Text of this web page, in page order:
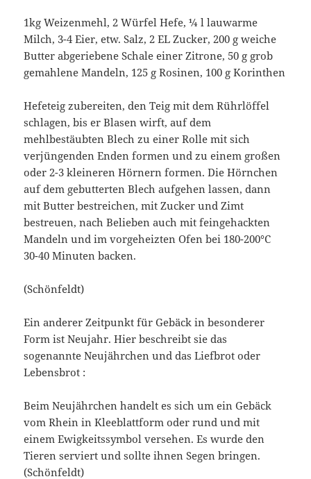
1kg Weizenmehl, 2 Würfel Hefe, ¼ l lauwarme
Milch, 3-4 Eier, etw. Salz, 2 EL Zucker, 200 g weiche
Butter abgeriebene Schale einer Zitrone, 50 g grob
gemahlene Mandeln, 125 g Rosinen, 100 g Korinthen
Hefeteig zubereiten, den Teig mit dem Rührlöffel
schlagen, bis er Blasen wirft, auf dem
mehlbestäubten Blech zu einer Rolle mit sich
verjüngenden Enden formen und zu einem großen
oder 2-3 kleineren Hörnern formen. Die Hörnchen
auf dem gebutterten Blech aufgehen lassen, dann
mit Butter bestreichen, mit Zucker und Zimt
bestreuen, nach Belieben auch mit feingehackten
Mandeln und im vorgeheizten Ofen bei 180-200°C
30-40 Minuten backen.
(Schönfeldt)
Ein anderer Zeitpunkt für Gebäck in besonderer
Form ist Neujahr. Hier beschreibt sie das
sogenannte Neujährchen und das Liefbrot oder
Lebensbrot :
Beim Neujährchen handelt es sich um ein Gebäck
vom Rhein in Kleeblattform oder rund und mit
einem Ewigkeitssymbol versehen. Es wurde den
Tieren serviert und sollte ihnen Segen bringen.
(Schönfeldt)